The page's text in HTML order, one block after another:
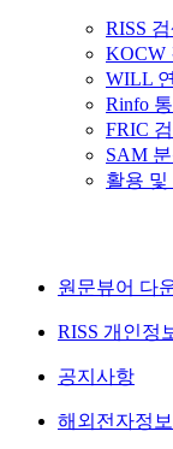
RISS
KOCW
WILL
Rinfo
FRIC
SAM
활용
원문뷰어 다
RISS 개인정
공지사항
해외전자정